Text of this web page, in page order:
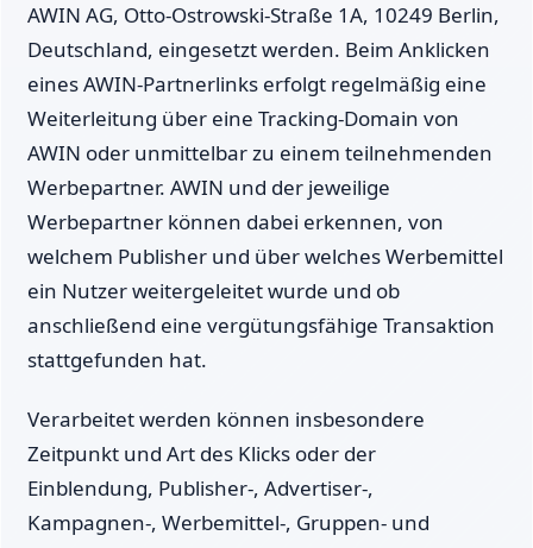
AWIN AG, Otto-Ostrowski-Straße 1A, 10249 Berlin,
Deutschland, eingesetzt werden. Beim Anklicken
eines AWIN-Partnerlinks erfolgt regelmäßig eine
Weiterleitung über eine Tracking-Domain von
AWIN oder unmittelbar zu einem teilnehmenden
Werbepartner. AWIN und der jeweilige
Werbepartner können dabei erkennen, von
welchem Publisher und über welches Werbemittel
ein Nutzer weitergeleitet wurde und ob
anschließend eine vergütungsfähige Transaktion
stattgefunden hat.
Verarbeitet werden können insbesondere
Zeitpunkt und Art des Klicks oder der
Einblendung, Publisher-, Advertiser-,
Kampagnen-, Werbemittel-, Gruppen- und